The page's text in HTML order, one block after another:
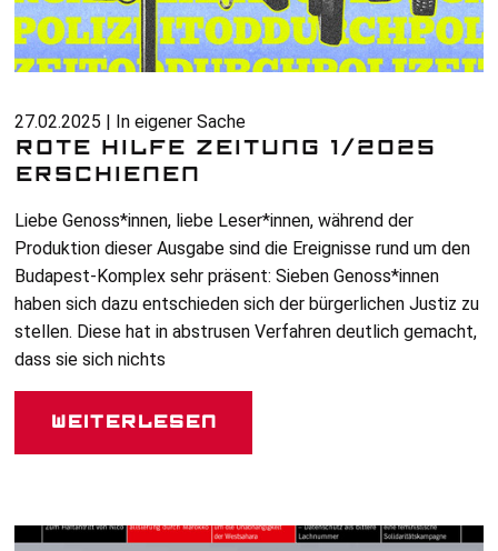
27.02.2025 | In eigener Sache
ROTE HILFE ZEITUNG 1/2025
ERSCHIENEN
Liebe Genoss*innen, liebe Leser*innen, während der
Produktion dieser Ausgabe sind die Ereignisse rund um den
Budapest-Komplex sehr präsent: Sieben Genoss*innen
haben sich dazu entschieden sich der bürgerlichen Justiz zu
stellen. Diese hat in abstrusen Verfahren deutlich gemacht,
dass sie sich nichts
Weiterlesen